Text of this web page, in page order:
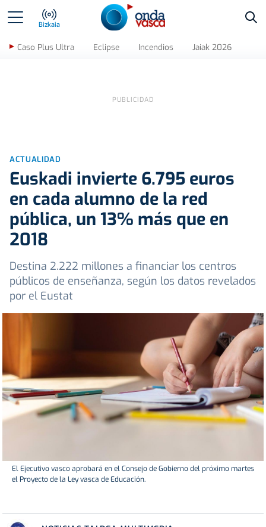
Bizkaia
Caso Plus Ultra Eclipse Incendios Jaiak 2026
ACTUALIDAD
Euskadi invierte 6.795 euros
en cada alumno de la red
pública, un 13% más que en
2018
Destina 2.222 millones a financiar los centros
públicos de enseñanza, según los datos revelados
por el Eustat
El Ejecutivo vasco aprobará en el Consejo de Gobierno del próximo martes
el Proyecto de la Ley vasca de Educación.